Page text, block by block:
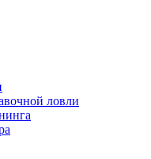
ловли